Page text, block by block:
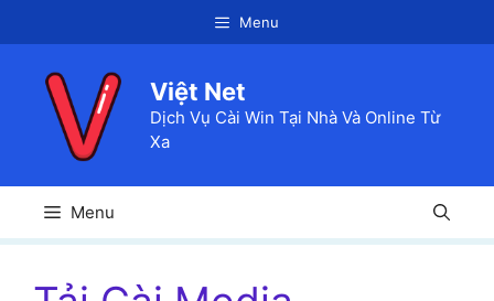
đến
Menu
Việt Net
Dịch Vụ Cài Win Tại Nhà Và Online Từ
Xa
Menu